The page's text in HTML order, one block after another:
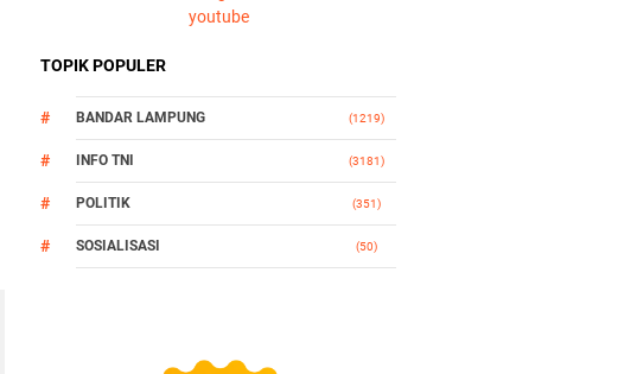
youtube
TOPIK POPULER
BANDAR LAMPUNG (1219)
INFO TNI (3181)
POLITIK (351)
SOSIALISASI (50)